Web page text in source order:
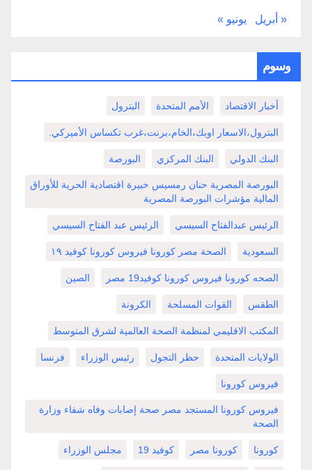
« أبريل يونيو »
وسوم
أخبار الاقتصاد الأمم المتحدة البترول
البترول،الاسعار اوبك،الخام،برنت،غرب تكساس الأميركي.
البنك الدولي البنك المركزي البورصة
البورصة المصرية حنان رمسيس خبيرة اقتصادية الحرية للأوراق
المالية مؤشرات البورصة المصرية
الرئيس عبدالفتاح السيسي الرئيس عبد الفتاح السيسي
السعودية الصحة مصر كورونا فيروس كورونا كوفيد ١٩
الصحه كورونا فيروس كورونا كوفيد19 مصر الصين
الطقس القوات المسلحة الكرونة
المكتب الاقليمي لمنظمة الصحة العالمية لشرق المتوسط
الولايات المتحدة حظر التجول رئيس الوزراء فرنسا
فيروس كورونا
فيروس كورونا المستجد مصر صحة إصابات وفاه شفاء وزارة
الصحة
كورونا كورونا مصر كوفيد 19 مجلس الوزراء